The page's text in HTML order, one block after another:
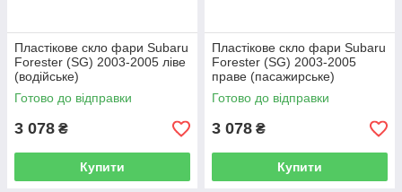
Пластікове скло фари Subaru
Forester (SG) 2003-2005 ліве
(водійське)
Готово до відправки
3 078 ₴
Купити
Пластікове скло фари Subaru
Forester (SG) 2003-2005
праве (пасажирське)
Готово до відправки
3 078 ₴
Купити